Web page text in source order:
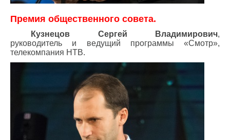
Премия общественного совета.
Кузнецов Сергей Владимирович,
руководитель и ведущий программы «Смотр»,
телекомпания НТВ.